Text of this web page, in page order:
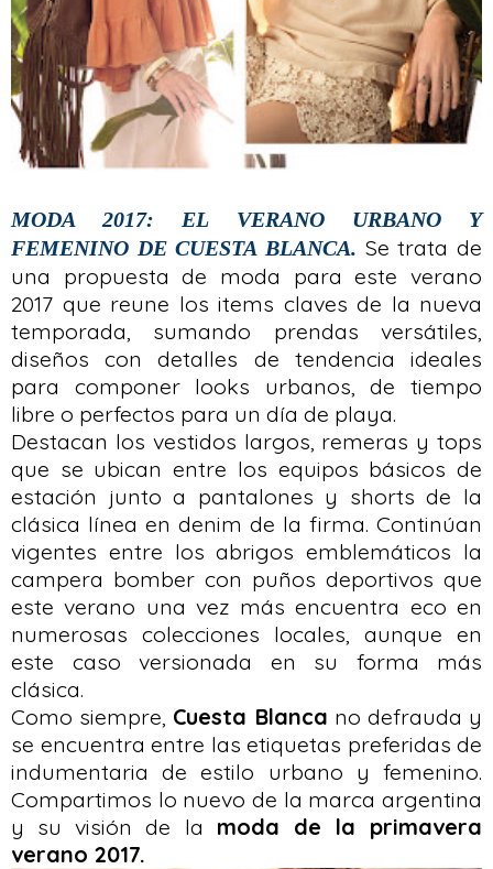
MODA 2017: EL VERANO URBANO Y
FEMENINO DE CUESTA BLANCA. Se trata de
una propuesta de moda para este verano
2017 que reune los items claves de la nueva
temporada, sumando prendas versátiles,
diseños con detalles de tendencia ideales
para componer looks urbanos, de tiempo
libre o perfectos para un día de playa.
Destacan los vestidos largos, remeras y tops
que se ubican entre los equipos básicos de
estación junto a pantalones y shorts de la
clásica línea en denim de la firma. Continúan
vigentes entre los abrigos emblemáticos la
campera bomber con puños deportivos que
este verano una vez más encuentra eco en
numerosas colecciones locales, aunque en
este caso versionada en su forma más
clásica.
Como siempre, Cuesta Blanca no defrauda y
se encuentra entre las etiquetas preferidas de
indumentaria de estilo urbano y femenino.
Compartimos lo nuevo de la marca argentina
y su visión de la moda de la primavera
verano 2017.